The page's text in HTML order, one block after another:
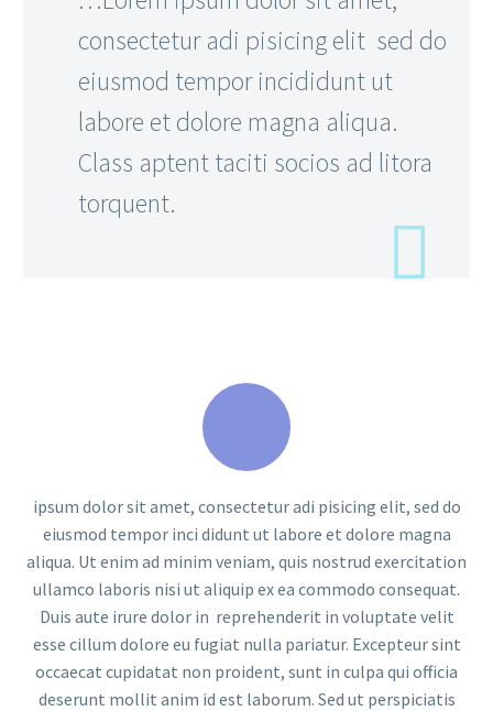
consectetur adi pisicing elit sed do
eiusmod tempor incididunt ut
labore et dolore magna aliqua.
Class aptent taciti socios ad litora
torquent.
ipsum dolor sit amet, consectetur adi pisicing elit, sed do
eiusmod tempor inci didunt ut labore et dolore magna
aliqua. Ut enim ad minim veniam, quis nostrud exercitation
ullamco laboris nisi ut aliquip ex ea commodo consequat.
Duis aute irure dolor in reprehenderit in voluptate velit
esse cillum dolore eu fugiat nulla pariatur. Excepteur sint
occaecat cupidatat non proident, sunt in culpa qui officia
deserunt mollit anim id est laborum. Sed ut perspiciatis